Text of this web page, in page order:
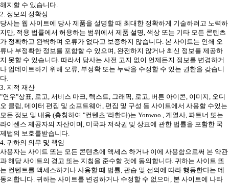
해지할 수 있습니다.
2. 정보의 정확성
당사는 웹 사이트에 당사 제품을 설명할 때 최대한 정확하게 기술하려고 노력하
지만, 적용 법률에서 허용하는 범위에서 제품 설명, 색상 또는 기타 모든 콘텐츠
가 정확하고 완벽하며 오류가 없다고 보증하지 않습니다. 본 사이트는 인쇄 오
류나 부정확한 정보를 포함할 수 있으며, 완전하지 않거나 최신 정보를 제공하
지 못할 수 있습니다. 따라서 당사는 사전 고지 없이 언제든지 정보를 변경하거
나 업데이트하기 위해 오류, 부정확 또는 누락을 수정할 수 있는 권한을 갖습니
다.
3. 지적 재산
"연우"상표, 로고, 서비스 마크, 텍스트, 그래픽, 로고, 버튼 아이콘, 이미지, 오디
오 클립, 데이터 편집 및 소프트웨어, 편집 및 구성 등 사이트에서 사용할 수있는
모든 정보 및 내용 (총칭하여 "컨텐츠"라한다)는 Yonwoo., 계열사, 파트너 또는
라이센스 제공자의 자산이며, 미국과 저작권 및 상표에 관한 법률을 포함한 국
제법의 보호를받습니다.
4. 귀하의 의무 및 책임
사용자는 사이트 또는 모든 콘텐츠에 액세스 하거나 이에 사용함으로써 본 약관
과 해당 사이트의 경고 또는 지침을 준수할 것에 동의합니다. 귀하는 사이트 또
는 컨텐트를 액세스하거나 사용할 때 법률, 관습 및 선의에 따라 행동한다는 데
동의합니다. 귀하는 사이트를 변경하거나 수정할 수 없으며, 본 사이트에 나타